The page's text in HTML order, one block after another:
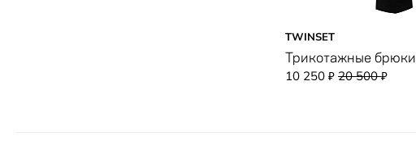
TWINSET
Трикотажные брюки
10 250 ₽ 20 500₽